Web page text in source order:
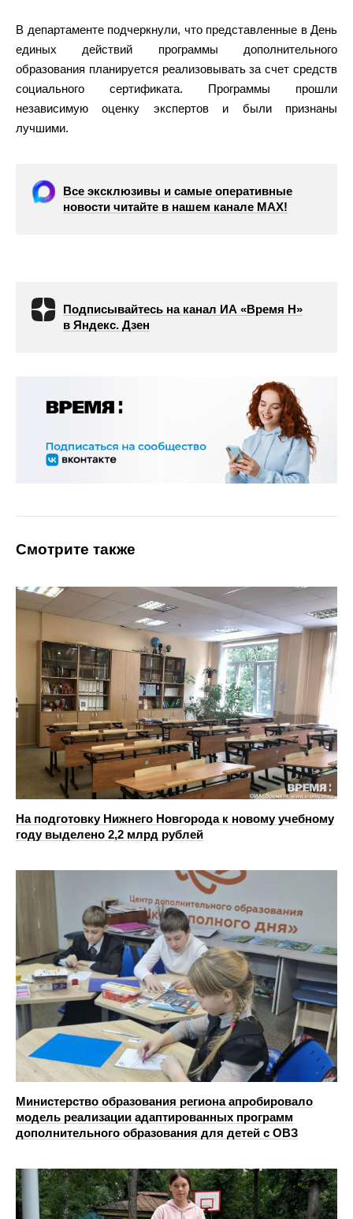
В департаменте подчеркнули, что представленные в День
единых действий программы дополнительного
образования планируется реализовывать за счет средств
социального сертификата. Программы прошли
независимую оценку экспертов и были признаны
лучшими.
Все эксклюзивы и самые оперативные
новости читайте в нашем канале МАХ!
Подписывайтесь на канал ИА «Время Н»
в Яндекс. Дзен
Смотрите также
На подготовку Нижнего Новгорода к новому учебному
году выделено 2,2 млрд рублей
Министерство образования региона апробировало
модель реализации адаптированных программ
дополнительного образования для детей с ОВЗ